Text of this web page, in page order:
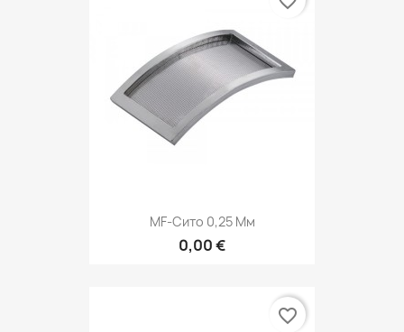
MF-Сито 0,25 Мм
0,00 €
favorite_border